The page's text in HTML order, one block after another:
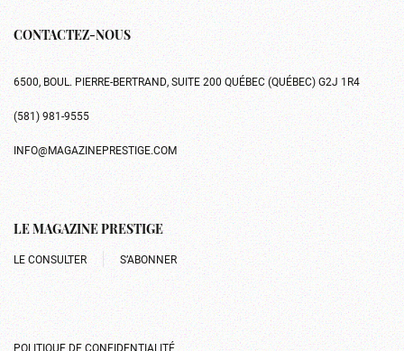
CONTACTEZ-NOUS
6500, BOUL. PIERRE-BERTRAND, SUITE 200 QUÉBEC (QUÉBEC) G2J 1R4
(581) 981-9555
INFO@MAGAZINEPRESTIGE.COM
LE MAGAZINE PRESTIGE
LE CONSULTER S’ABONNER
POLITIQUE DE CONFIDENTIALITÉ